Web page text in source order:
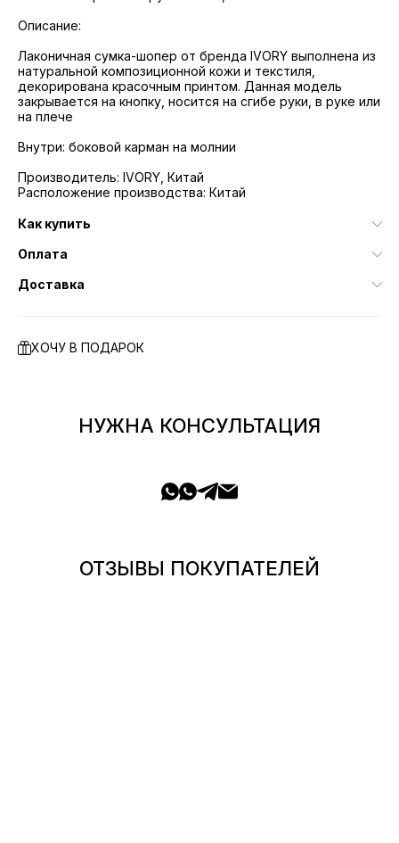
Описание:
Лаконичная сумка-шопер от бренда IVORY выполнена из
натуральной композиционной кожи и текстиля,
декорирована красочным принтом. Данная модель
закрывается на кнопку, носится на сгибе руки, в руке или
на плече
Внутри: боковой карман на молнии
Производитель: IVORY, Китай
Расположение производства: Китай
Как купить
Оплата
Доставка
ХОЧУ В ПОДАРОК
НУЖНА КОНСУЛЬТАЦИЯ
ОТЗЫВЫ ПОКУПАТЕЛЕЙ